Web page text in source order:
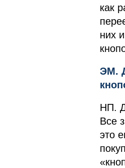
как
них
ЭМ.
НП.
Все
это